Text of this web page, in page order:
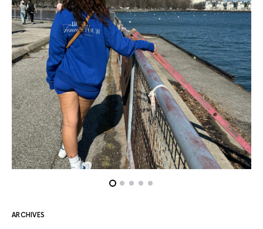
ARCHIVES